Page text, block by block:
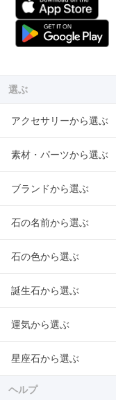
選ぶ
アクセサリーから選ぶ
素材・パーツから選ぶ
ブランドから選ぶ
石の名前から選ぶ
石の色から選ぶ
誕生石から選ぶ
運気から選ぶ
星座石から選ぶ
ヘルプ